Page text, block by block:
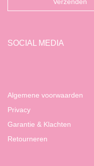
SOCIAL MEDIA
Algemene voorwaarden
Privacy
Garantie & Klachten
Retourneren